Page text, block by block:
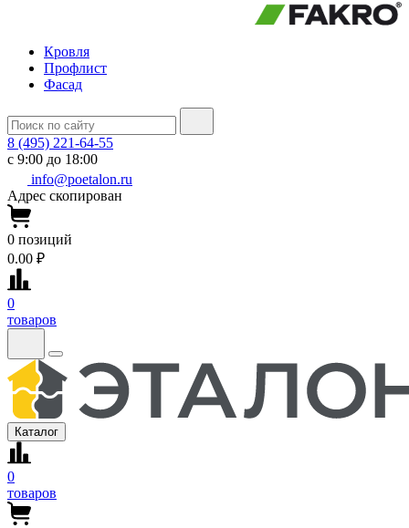
Кровля
Профлист
Фасад
8 (495) 221-64-55
с 9:00 до 18:00
info@poetalon.ru
Адрес скопирован
0 позиций
0.00 ₽
0
товаров
Каталог
0
товаров